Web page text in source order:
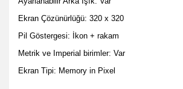
Ekran Çözünürlüğü: 320 x 320
Pil Göstergesi: İkon + rakam
Metrik ve Imperial birimler: Var
Ekran Tipi: Memory in Pixel